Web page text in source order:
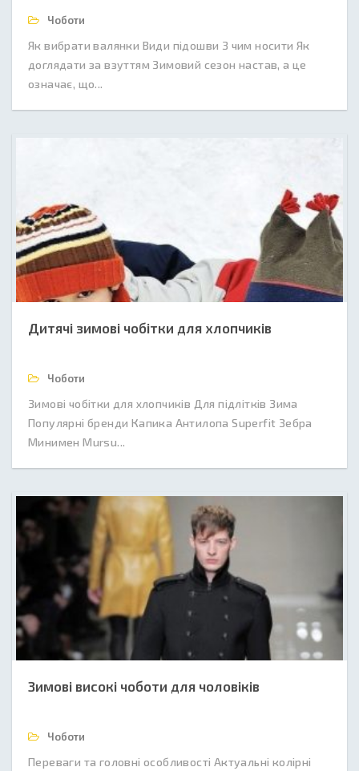
Чоботи
Як вибрати валянки Види підошви З чим носити Як
доглядати за взуттям Зимовий сезон настав, а це
означає, що...
Дитячі зимові чобітки для хлопчиків
Чоботи
Зимові чобітки для хлопчиків Для підлітків Зима
Популярні бренди Капика Антилопа Superfit Зебра
Минимен Mursu...
Зимові високі чоботи для чоловіків
Чоботи
Переваги та головні особливості Актуальні колірні